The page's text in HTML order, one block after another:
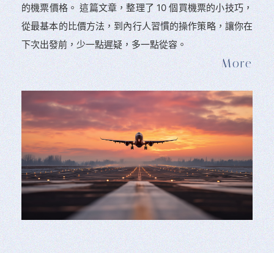
的機票價格。 這篇文章，整理了 10 個買機票的小技巧，
從最基本的比價方法，到內行人習慣的操作策略，讓你在
下次出發前，少一點遲疑，多一點從容。